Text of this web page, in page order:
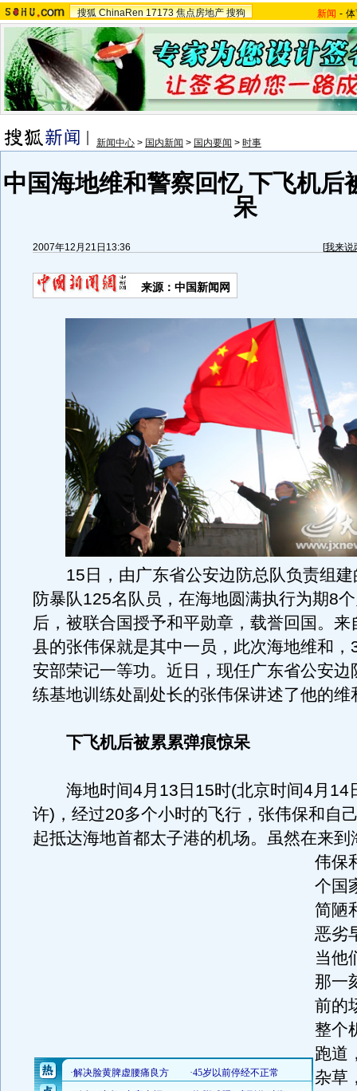
搜狐 ChinaRen 17173 焦点房地产 搜狗 新闻 -
新闻中心 > 国内新闻 > 国内要闻 > 时事
中国海地维和警察回忆 下飞机后
呆
2007年12月21日13:36 [我来说
来源：中国新闻网
15日，由广东省公安边防总队负责组建
防暴队125名队员，在海地圆满执行为期8
后，被联合国授予和平勋章，载誉回国。来
县的张伟保就是其中一员，此次海地维和，
安部荣记一等功。近日，现任广东省公安边
练基地训练处副处长的张伟保讲述了他的维
下飞机后被累累弹痕惊呆
海地时间4月13日15时(北京时间4月14
许)，经过20多个小时的飞行，张伟保和自
起抵达海地首都太子港的机场。 虽然在来到
伟保
个国
简陋
恶劣
当他
那一
前的
整个
跑道
杂草